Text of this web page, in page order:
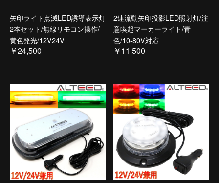
矢印ライト点滅LED誘導表示灯
2本セット/無線リモコン操作/
黄色発光/12V24V
￥24,500
2連流動矢印投影LED照射灯/注
意喚起マーカーライト/青
色/10-80V対応
￥11,500